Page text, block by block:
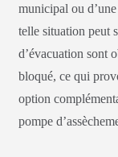
municipal ou
telle situation peut
d’évacuation sont
bloqué, ce qui
option
pompe